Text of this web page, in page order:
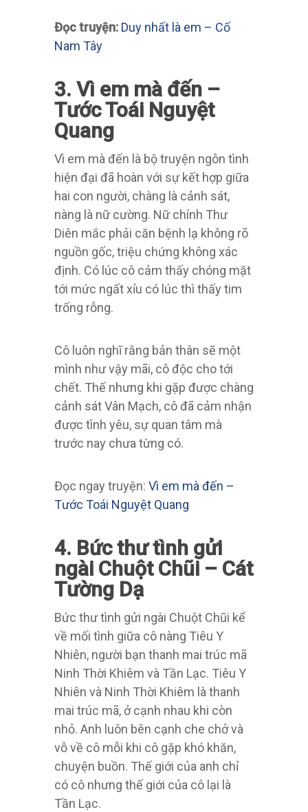
Đọc truyện: Duy nhất là em – Cố
Nam Tây
3. Vì em mà đến –
Tước Toái Nguyệt
Quang
Vì em mà đến là bộ truyện ngôn tình
hiện đại đã hoàn với sự kết hợp giữa
hai con người, chàng là cảnh sát,
nàng là nữ cường. Nữ chính Thư
Diên mắc phải căn bệnh lạ không rõ
nguồn gốc, triệu chứng không xác
định. Có lúc cô cảm thấy chóng mặt
tới mức ngất xỉu có lúc thì thấy tim
trống rỗng.
Cô luôn nghĩ rằng bản thân sẽ một
mình như vậy mãi, cô độc cho tới
chết. Thế nhưng khi gặp được chàng
cảnh sát Vân Mạch, cô đã cảm nhận
được tình yêu, sự quan tâm mà
trước nay chưa từng có.
Đọc ngay truyện: Vì em mà đến –
Tước Toái Nguyệt Quang
4. Bức thư tình gửi
ngài Chuột Chũi – Cát
Tường Dạ
Bức thư tình gửi ngài Chuột Chũi kể
về mối tình giữa cô nàng Tiêu Y
Nhiên, người bạn thanh mai trúc mã
Ninh Thời Khiêm và Tần Lạc. Tiêu Y
Nhiên và Ninh Thời Khiêm là thanh
mai trúc mã, ở cạnh nhau khi còn
nhỏ. Anh luôn bên cạnh che chở và
vỗ về cô mỗi khi cô gặp khó khăn,
chuyện buồn. Thế giới của anh chỉ
có cô nhưng thế giới của cô lại là
Tần Lạc.